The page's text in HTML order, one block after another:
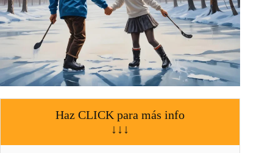
Haz CLICK para más info
↓↓↓